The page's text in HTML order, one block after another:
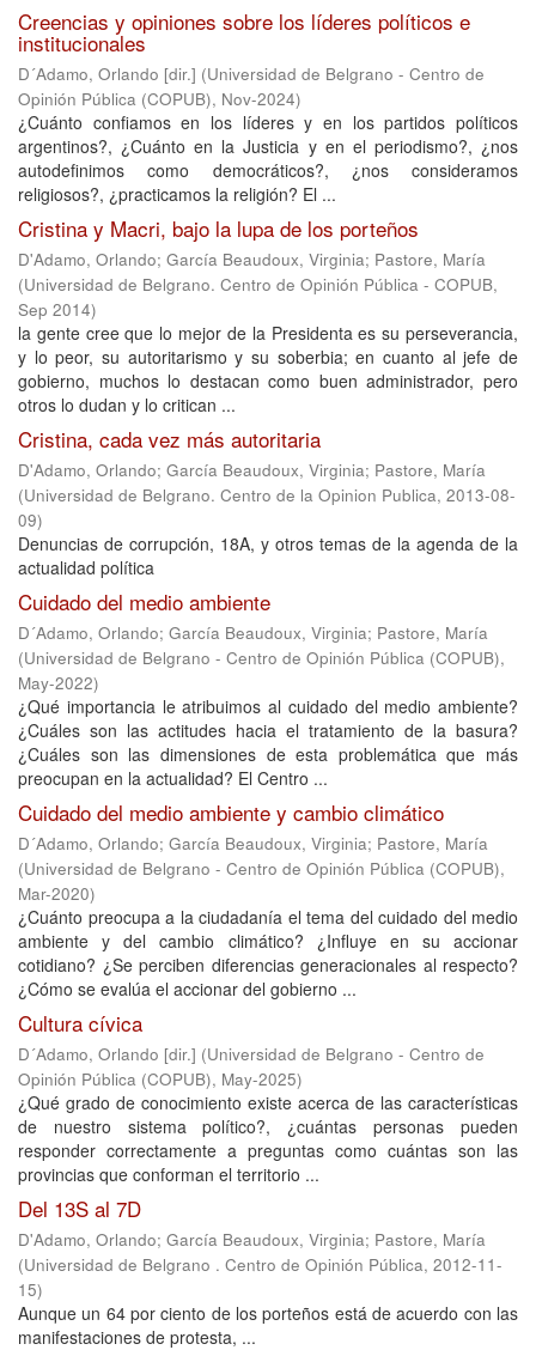
Creencias y opiniones sobre los líderes políticos e
institucionales
D´Adamo, Orlando [dir.] (Universidad de Belgrano - Centro de
Opinión Pública (COPUB), Nov-2024)
¿Cuánto confiamos en los líderes y en los partidos políticos
argentinos?, ¿Cuánto en la Justicia y en el periodismo?, ¿nos
autodefinimos como democráticos?, ¿nos consideramos
religiosos?, ¿practicamos la religión? El ...
Cristina y Macri, bajo la lupa de los porteños
D'Adamo, Orlando; García Beaudoux, Virginia; Pastore, María
(Universidad de Belgrano. Centro de Opinión Pública - COPUB,
Sep 2014)
la gente cree que lo mejor de la Presidenta es su perseverancia,
y lo peor, su autoritarismo y su soberbia; en cuanto al jefe de
gobierno, muchos lo destacan como buen administrador, pero
otros lo dudan y lo critican ...
Cristina, cada vez más autoritaria
D'Adamo, Orlando; García Beaudoux, Virginia; Pastore, María
(Universidad de Belgrano. Centro de la Opinion Publica, 2013-08-
09)
Denuncias de corrupción, 18A, y otros temas de la agenda de la
actualidad política
Cuidado del medio ambiente
D´Adamo, Orlando; García Beaudoux, Virginia; Pastore, María
(Universidad de Belgrano - Centro de Opinión Pública (COPUB),
May-2022)
¿Qué importancia le atribuimos al cuidado del medio ambiente?
¿Cuáles son las actitudes hacia el tratamiento de la basura?
¿Cuáles son las dimensiones de esta problemática que más
preocupan en la actualidad? El Centro ...
Cuidado del medio ambiente y cambio climático
D´Adamo, Orlando; García Beaudoux, Virginia; Pastore, María
(Universidad de Belgrano - Centro de Opinión Pública (COPUB),
Mar-2020)
¿Cuánto preocupa a la ciudadanía el tema del cuidado del medio
ambiente y del cambio climático? ¿Influye en su accionar
cotidiano? ¿Se perciben diferencias generacionales al respecto?
¿Cómo se evalúa el accionar del gobierno ...
Cultura cívica
D´Adamo, Orlando [dir.] (Universidad de Belgrano - Centro de
Opinión Pública (COPUB), May-2025)
¿Qué grado de conocimiento existe acerca de las características
de nuestro sistema político?, ¿cuántas personas pueden
responder correctamente a preguntas como cuántas son las
provincias que conforman el territorio ...
Del 13S al 7D
D'Adamo, Orlando; García Beaudoux, Virginia; Pastore, María
(Universidad de Belgrano . Centro de Opinión Pública, 2012-11-
15)
Aunque un 64 por ciento de los porteños está de acuerdo con las
manifestaciones de protesta, ...